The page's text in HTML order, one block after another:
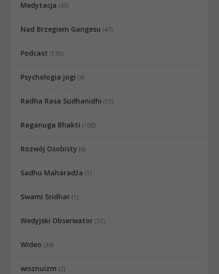
Medytacja (43)
Nad Brzegiem Gangesu (47)
Podcast (135)
Psychologia jogi (4)
Radha Rasa Sudhanidhi (15)
Raganuga Bhakti (100)
Rozwój Osobisty (6)
Sadhu Maharadźa (1)
Swami Sridhar (1)
Wedyjski Obserwator (37)
Wideo (39)
wisznuizm (2)